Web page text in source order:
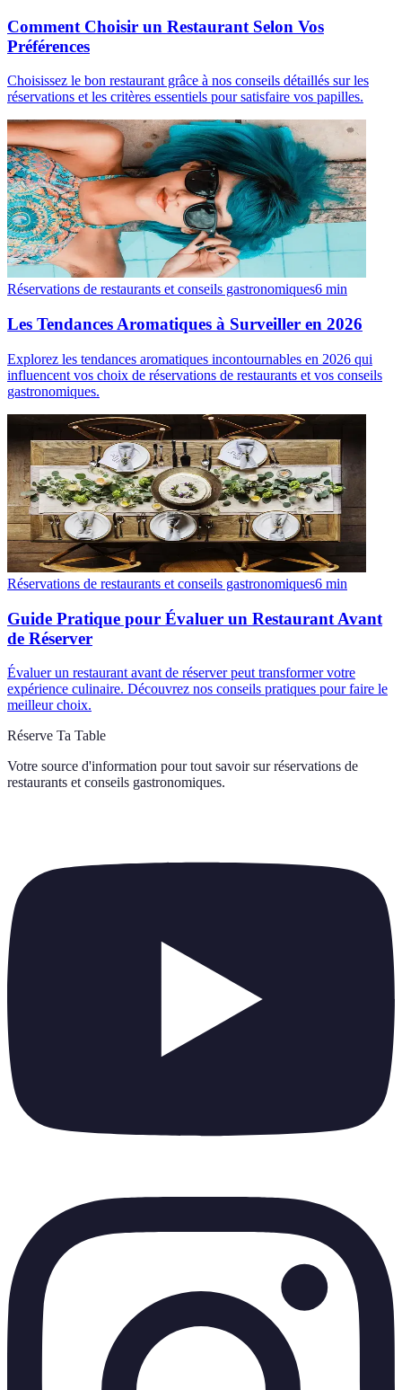
Comment Choisir un Restaurant Selon Vos
Préférences
Choisissez le bon restaurant grâce à nos conseils détaillés sur les
réservations et les critères essentiels pour satisfaire vos papilles.
Réservations de restaurants et conseils gastronomiques6 min
Les Tendances Aromatiques à Surveiller en 2026
Explorez les tendances aromatiques incontournables en 2026 qui
influencent vos choix de réservations de restaurants et vos conseils
gastronomiques.
Réservations de restaurants et conseils gastronomiques6 min
Guide Pratique pour Évaluer un Restaurant Avant
de Réserver
Évaluer un restaurant avant de réserver peut transformer votre
expérience culinaire. Découvrez nos conseils pratiques pour faire le
meilleur choix.
Réserve Ta Table
Votre source d'information pour tout savoir sur réservations de
restaurants et conseils gastronomiques.